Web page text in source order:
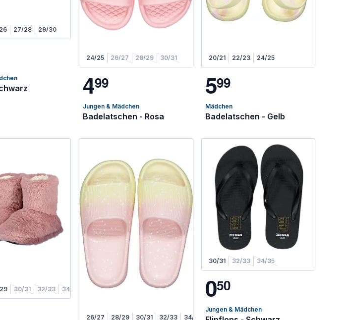
27/28 29/30
24/25 26/27 28/29 30/31
499
Jungen & Mädchen
Badelatschen - Rosa
20/21 22/23 24/25
599
Mädchen
Badelatschen - Gelb
30/31 32/33 34/35
26/27 28/29 30/31 32/33 34/35
30/31 32/33 34/35
050
Jungen & Mädchen